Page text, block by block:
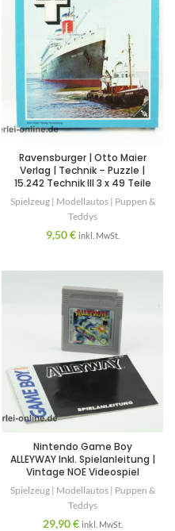
Ravensburger | Otto Maier
Verlag | Technik – Puzzle |
15.242 Technik III 3 x 49 Teile
Spielzeug | Modellautos | Puppen &
Teddys
9,50€ inkl. MwSt.
Nintendo Game Boy
ALLEYWAY Inkl. Spielanleitung |
Vintage NOE Videospiel
Spielzeug | Modellautos | Puppen &
Teddys
29,90€ inkl. MwSt.